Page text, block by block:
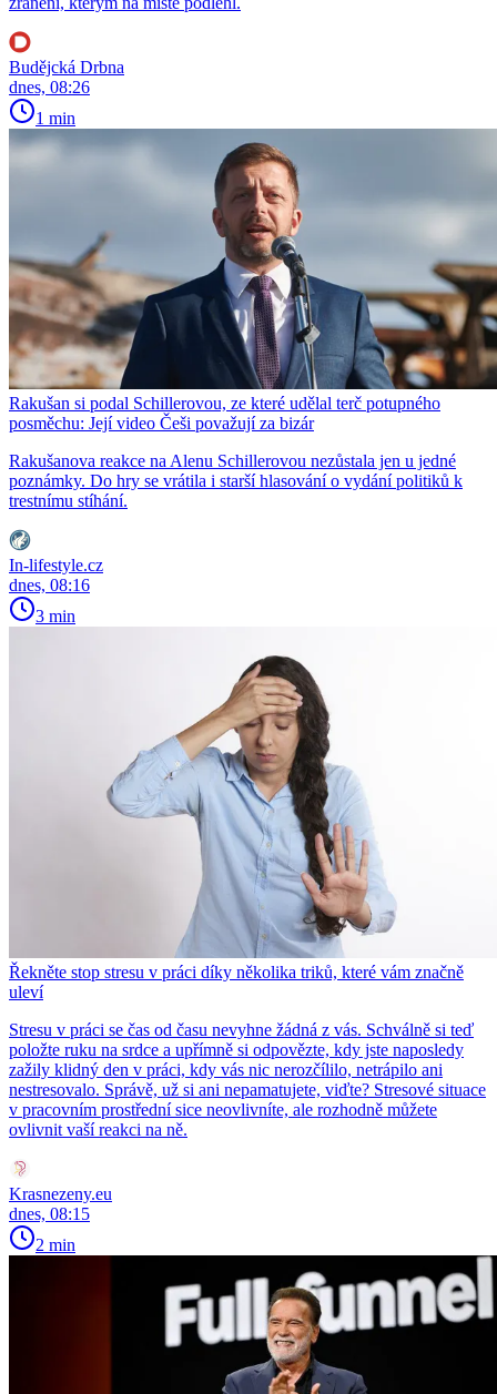
Budějcká Drbna
dnes, 08:26
1 min
Rakušan si podal Schillerovou, ze které udělal terč potupného
posměchu: Její video Češi považují za bizár
Rakušanova reakce na Alenu Schillerovou nezůstala jen u jedné
poznámky. Do hry se vrátila i starší hlasování o vydání politiků k
trestnímu stíhání.
In-lifestyle.cz
dnes, 08:16
3 min
Řekněte stop stresu v práci díky několika triků, které vám značně
uleví
Stresu v práci se čas od času nevyhne žádná z vás. Schválně si teď
položte ruku na srdce a upřímně si odpovězte, kdy jste naposledy
zažily klidný den v práci, kdy vás nic nerozčílilo, netrápilo ani
nestresovalo. Správě, už si ani nepamatujete, viďte? Stresové situace
v pracovním prostřední sice neovlivníte, ale rozhodně můžete
ovlivnit vaší reakci na ně.
Krasnezeny.eu
dnes, 08:15
2 min